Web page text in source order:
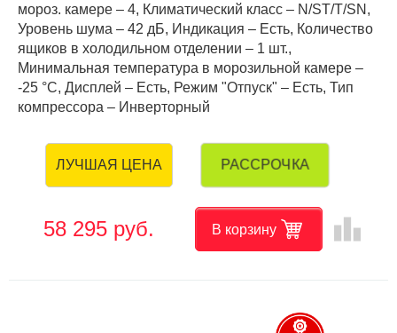
мороз. камере – 4, Климатический класс – N/ST/T/SN,
Уровень шума – 42 дБ, Индикация – Есть, Количество
ящиков в холодильном отделении – 1 шт.,
Минимальная температура в морозильной камере –
-25 °C, Дисплей – Есть, Режим "Отпуск" – Есть, Тип
компрессора – Инверторный
ЛУЧШАЯ ЦЕНА РАССРОЧКА
58 295 руб. В корзину leaderboard